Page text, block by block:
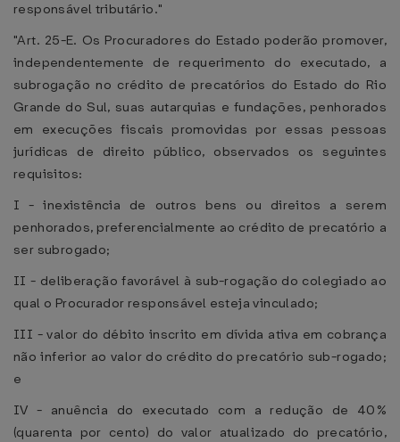
responsável tributário."
"Art. 25-E. Os Procuradores do Estado poderão promover,
independentemente de requerimento do executado, a
subrogação no crédito de precatórios do Estado do Rio
Grande do Sul, suas autarquias e fundações, penhorados
em execuções fiscais promovidas por essas pessoas
jurídicas de direito público, observados os seguintes
requisitos:
I - inexistência de outros bens ou direitos a serem
penhorados, preferencialmente ao crédito de precatório a
ser subrogado;
II - deliberação favorável à sub-rogação do colegiado ao
qual o Procurador responsável esteja vinculado;
III - valor do débito inscrito em dívida ativa em cobrança
não inferior ao valor do crédito do precatório sub-rogado;
e
IV - anuência do executado com a redução de 40%
(quarenta por cento) do valor atualizado do precatório,